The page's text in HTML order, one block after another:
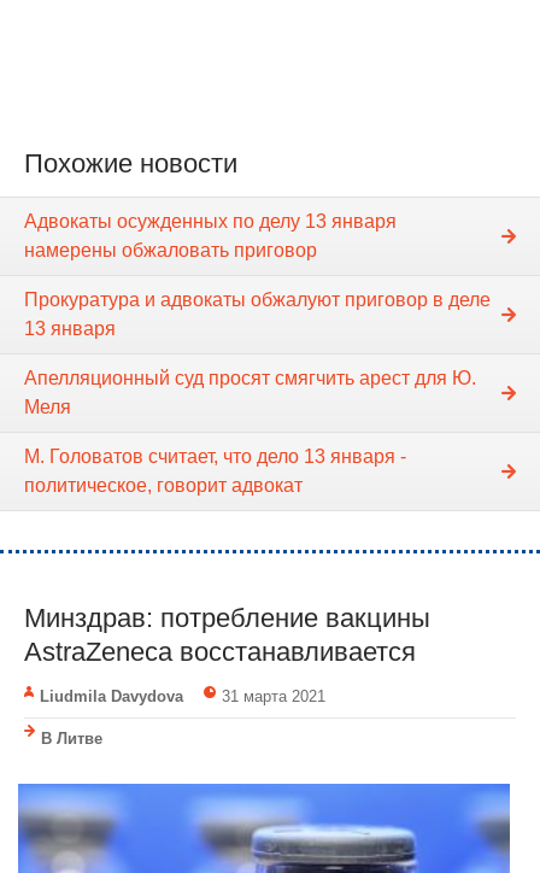
Похожие новости
Адвокаты осужденных по делу 13 января
намерены обжаловать приговор
Прокуратура и адвокаты обжалуют приговор в деле
13 января
Апелляционный суд просят смягчить арест для Ю.
Меля
М. Головатов считает, что дело 13 января -
политическое, говорит адвокат
Минздрав: потребление вакцины
AstraZeneca восстанавливается
Liudmila Davydova 31 марта 2021
В Литве